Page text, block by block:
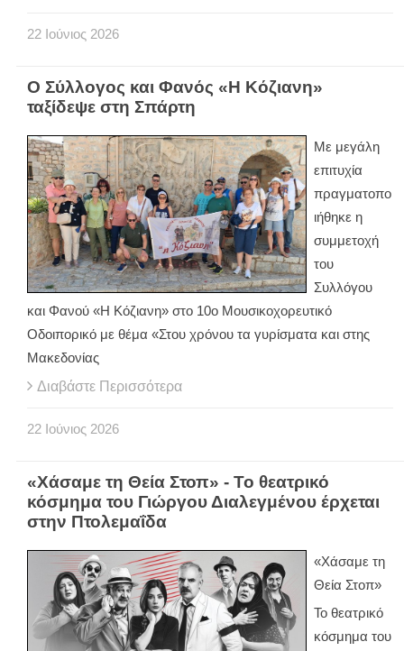
22 Ιούνιος 2026
Ο Σύλλογος και Φανός «Η Κόζιανη»
ταξίδεψε στη Σπάρτη
Με μεγάλη
επιτυχία
πραγματοπο
ιήθηκε η
συμμετοχή
του
Συλλόγου
και Φανού «Η Κόζιανη» στο 10ο Μουσικοχορευτικό
Οδοιπορικό με θέμα «Στου χρόνου τα γυρίσματα και στης
Μακεδονίας
Διαβάστε Περισσότερα
22 Ιούνιος 2026
«Χάσαμε τη Θεία Στοπ» - Το θεατρικό
κόσμημα του Γιώργου Διαλεγμένου έρχεται
στην Πτολεμαΐδα
«Χάσαμε τη
Θεία Στοπ»
Το θεατρικό
κόσμημα του